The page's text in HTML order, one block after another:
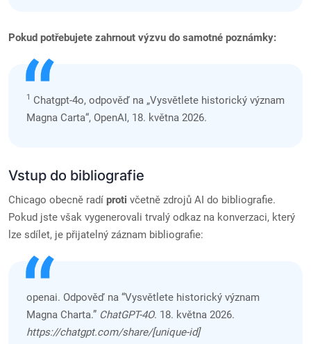
Pokud potřebujete zahrnout výzvu do samotné poznámky:
1
Chatgpt-4o, odpověď na „Vysvětlete historický význam
Magna Carta“, OpenAI, 18. května 2026.
Vstup do bibliografie
Chicago obecně radí proti včetně zdrojů AI do bibliografie.
Pokud jste však vygenerovali trvalý odkaz na konverzaci, který
lze sdílet, je přijatelný záznam bibliografie:
openai. Odpověď na “Vysvětlete historický význam
Magna Charta.” ChatGPT-4O. 18. května 2026.
https://chatgpt.com/share/[unique-id]